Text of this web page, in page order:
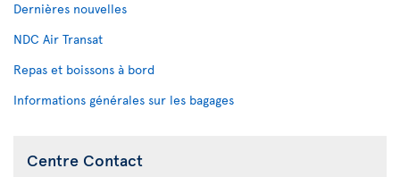
Dernières nouvelles
NDC Air Transat
Repas et boissons à bord
Informations générales sur les bagages
Centre Contact